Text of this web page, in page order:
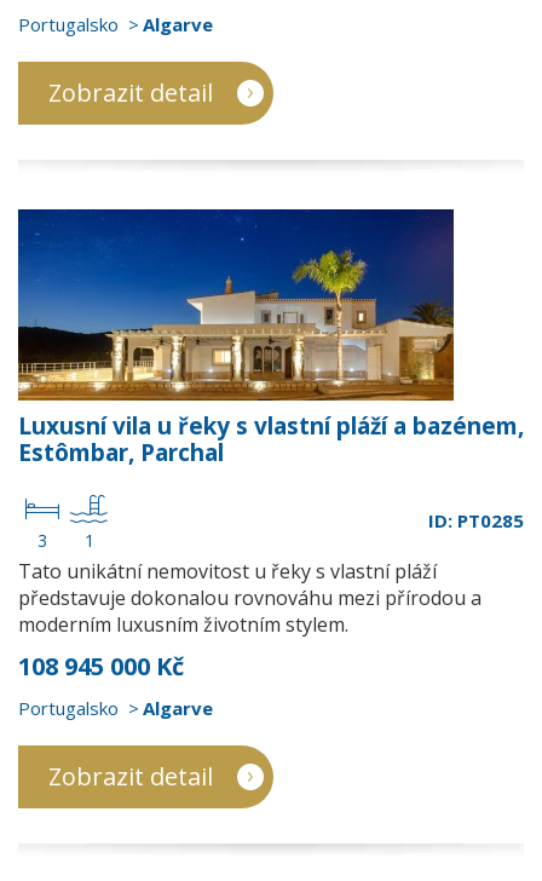
Portugalsko Algarve
Zobrazit detail
Luxusní vila u řeky s vlastní pláží a bazénem,
Estômbar, Parchal
3 1
ID: PT0285
Tato unikátní nemovitost u řeky s vlastní pláží
představuje dokonalou rovnováhu mezi přírodou a
moderním luxusním životním stylem.
108 945 000 Kč
Portugalsko Algarve
Zobrazit detail